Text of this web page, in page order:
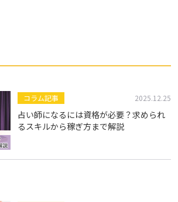
コラム記事 2025.12.25
占い師になるには資格が必要？求められ
るスキルから稼ぎ方まで解説